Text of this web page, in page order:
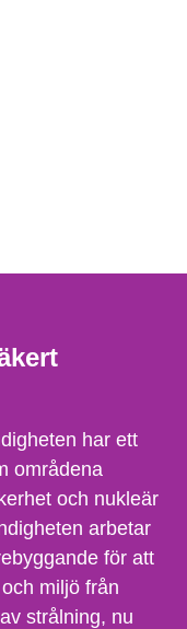
har ett
områdena
och nukleär
arbetar
för att
miljö från
strålning, nu